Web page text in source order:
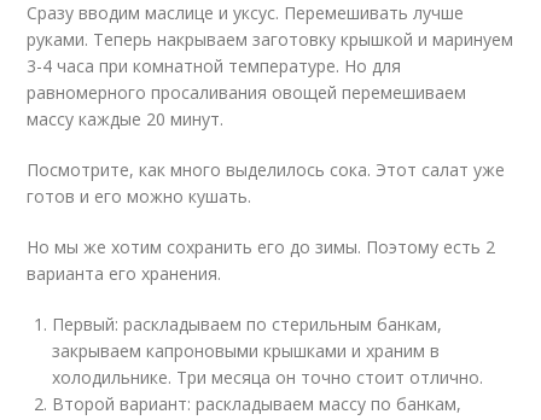
Сразу вводим маслице и уксус. Перемешивать лучше
руками. Теперь накрываем заготовку крышкой и маринуем
3-4 часа при комнатной температуре. Но для
равномерного просаливания овощей перемешиваем
массу каждые 20 минут.
Посмотрите, как много выделилось сока. Этот салат уже
готов и его можно кушать.
Но мы же хотим сохранить его до зимы. Поэтому есть 2
варианта его хранения.
Первый: раскладываем по стерильным банкам,
закрываем капроновыми крышками и храним в
холодильнике. Три месяца он точно стоит отлично.
Второй вариант: раскладываем массу по банкам,